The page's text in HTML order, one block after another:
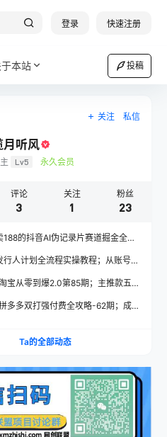
登录 快速注册
于本站 投稿
关注 私信
月听风
Lv5 永久会员
评论
3
关注
1
粉丝
23
188的抖音AI伪记录片赛道掘金全攻
感内容
行人计划全流程实操教程；从账号
宝从零到爆2.0第85期；主推款五
多多双打强付费全攻略-62期；成
Ta的全部动态